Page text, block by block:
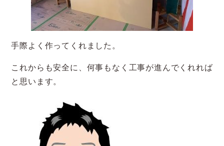
手際よく作ってくれました。
これからも安全に、何事もなく工事が進んでくれれば
と思います。